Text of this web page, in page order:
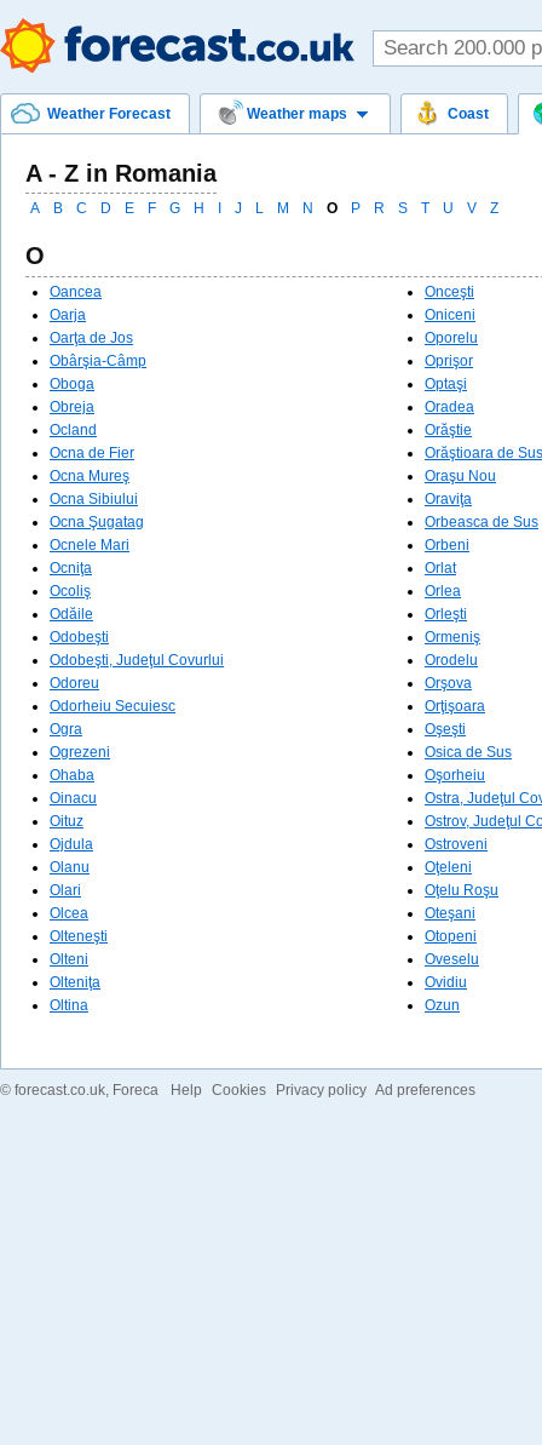
Weather Forecast Weather maps Coast
A - Z in Romania
A B C D E F G H J L M N O P R S T U V Z
O
Oancea
Oarja
Oarţa de Jos
Obârşia-Câmp
Oboga
Obreja
Ocland
Ocna de Fier
Ocna Mureş
Ocna Sibiului
Ocna Şugatag
Ocnele Mari
Ocniţa
Ocoliş
Odăile
Odobeşti
Odobeşti, Judeţul Covurlui
Odoreu
Odorheiu Secuiesc
Ogra
Ogrezeni
Ohaba
Oinacu
Oituz
Ojdula
Olanu
Olari
Olcea
Olteneşti
Olteni
Olteniţa
Oltina
Onceşti
Oniceni
Oporelu
Oprişor
Optaşi
Oradea
Orăştie
Orăştioara de Sus
Oraşu Nou
Oraviţa
Orbeasca de Sus
Orbeni
Orlat
Orlea
Orleşti
Ormeniş
Orodelu
Orşova
Orţişoara
Oşeşti
Osica de Sus
Oşorheiu
Ostra, Judeţul
Ostrov, Judeţul
Ostroveni
Oţeleni
Oţelu Roşu
Oteşani
Otopeni
Oveselu
Ovidiu
Ozun
© forecast.co.uk, Foreca Help Cookies Privacy policy Ad preferences